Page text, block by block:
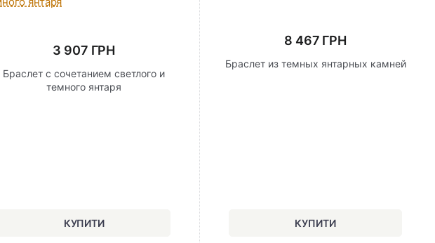
3 907 ГРН
Браслет с сочетанием светлого и
темного янтаря
8 467 ГРН
Браслет из темных янтарных камней